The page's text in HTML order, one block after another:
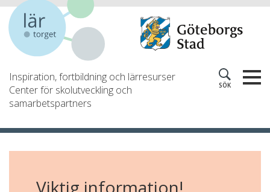
Inspiration, fortbildning och lärresurser
Center för skolutveckling och
samarbetspartners
SÖK
Viktig information!